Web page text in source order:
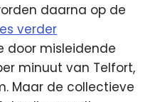
daarna op de
verder
door misleidende
minuut van Telfort,
Maar de collectieve